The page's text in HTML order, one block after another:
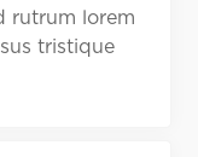
rutrum lorem
tristique